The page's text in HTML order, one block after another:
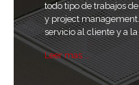
todo tipo de trabajos
y project
servicio al cliente y a
Leer mas ...